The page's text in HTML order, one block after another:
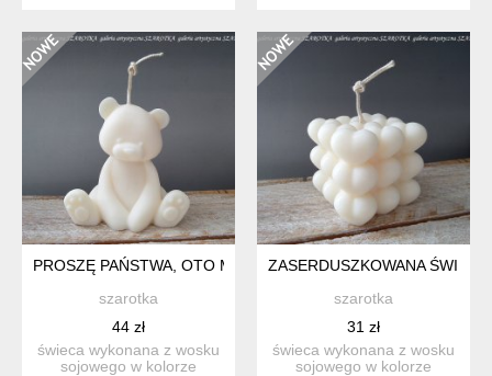
PROSZĘ PAŃSTWA, OTO MIŚ ŚWIECA Z WOSKU SOJOWEGO
szarotka
44 zł
świeca wykonana z wosku
sojowego w kolorze
ZASERDUSZKOWANA
szarotka
31 zł
świeca wykonana z wosku
sojowego w kolorze